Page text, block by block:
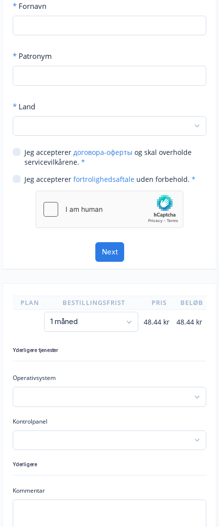
* Fornavn
* Patronym
* Land
Jeg accepterer договора-оферты og skal overholde
servicevilkårene. *
Jeg accepterer fortrolighedsaftale uden forbehold. *
PLAN BESTILLINGSFRIST PRIS BELØB
48.44kr 48.44kr
Yderligere tjenester
Operativsystem
Kontrolpanel
Yderligere
Kommentar